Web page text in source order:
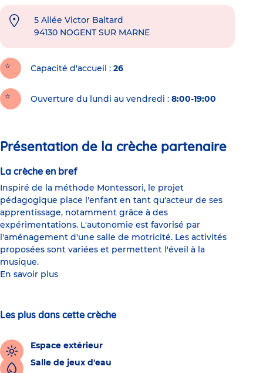
5 Allée Victor Baltard
94130 NOGENT SUR MARNE
Capacité d'accueil 26
Ouverture du lundi au vendredi : 8:00-19:00
Présentation de la crèche partenaire
La crèche en bref
Inspiré de la méthode Montessori, le projet
pédagogique place l'enfant en tant qu'acteur de ses
apprentissage, notamment grâce à des
expérimentations. L'autonomie est favorisé par
l'aménagement d'une salle de motricité. Les activités
proposées sont variées et permettent l'éveil à la
musique.
En savoir plus
Les plus dans cette crèche
Espace extérieur
Salle de jeux d'eau